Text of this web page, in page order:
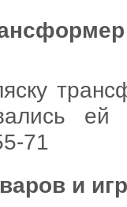
71
и